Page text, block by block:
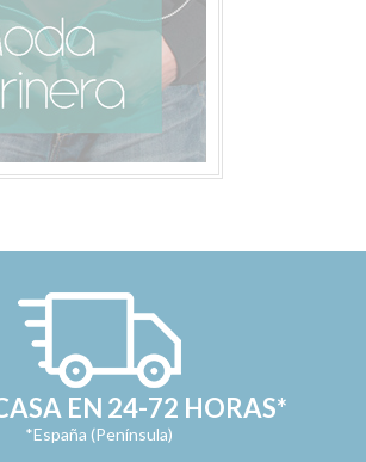
EN 24-72 HORAS*
*España (Península)